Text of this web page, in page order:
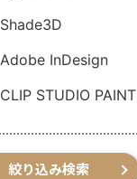
Shade3D
Adobe InDesign
CLIP STUDIO PAINT
絞り込み検索